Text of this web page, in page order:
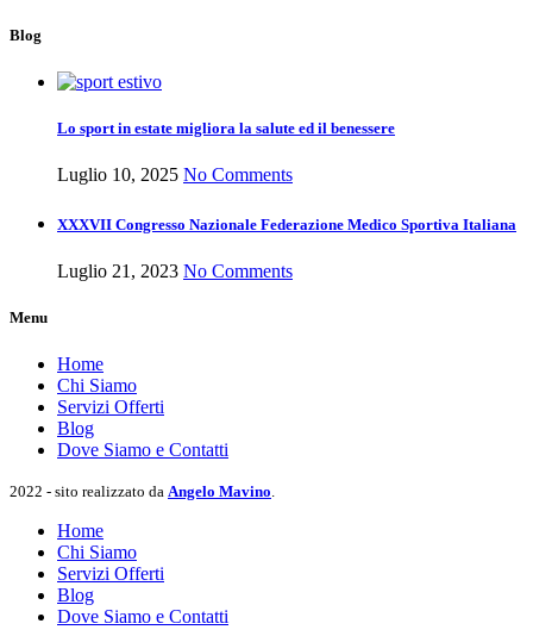
Blog
Lo sport in estate migliora la salute ed il benessere
Luglio 10, 2025 No Comments
XXXVII Congresso Nazionale Federazione Medico Sportiva Italiana
Luglio 21, 2023 No Comments
Menu
Home
Chi Siamo
Servizi Offerti
Blog
Dove Siamo e Contatti
2022 - sito realizzato da Angelo Mavino.
Home
Chi Siamo
Servizi Offerti
Blog
Dove Siamo e Contatti